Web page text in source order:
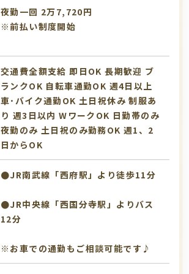
夜勤一回 2万7,720円
※前払い制度開始
交通費全額支給 即日OK 長期歓迎 ブ
ランクOK 自転車通勤OK 週4日以上
車･バイク通勤OK 土日祝休み 制服あ
り 週3日以内 WワークOK 日勤帯のみ
夜勤のみ 土日祝のみ勤務OK 週1、2
日からOK
●JR南武線「西府駅」より徒歩11分
●JR中央線「西国分寺駅」よりバス
12分
※お車での通勤もご相談可能です♪